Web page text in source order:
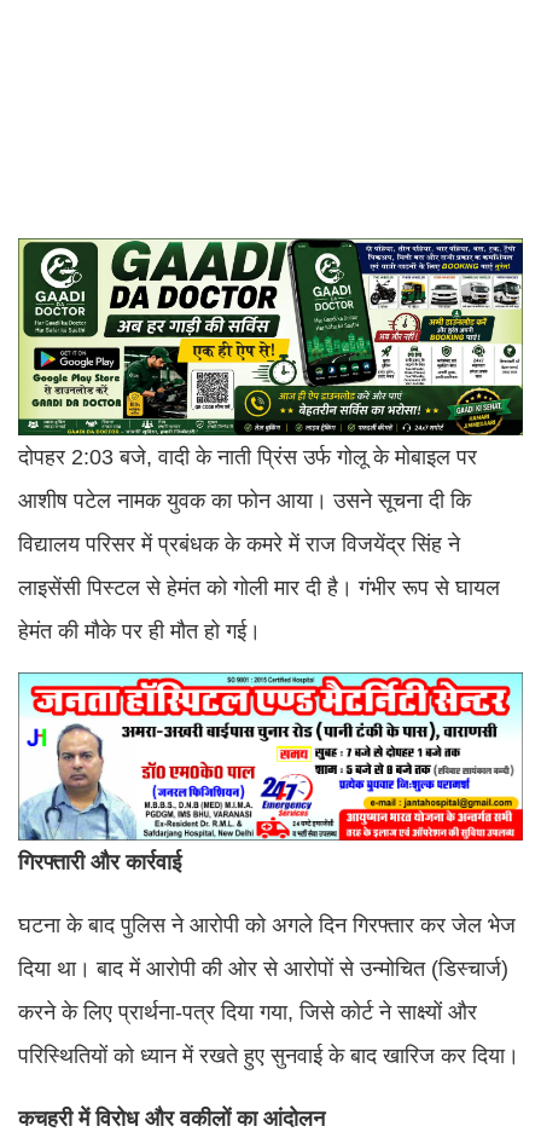
दोपहर 2:03 बजे, वादी के नाती प्रिंस उर्फ गोलू के मोबाइल पर
आशीष पटेल नामक युवक का फोन आया। उसने सूचना दी कि
विद्यालय परिसर में प्रबंधक के कमरे में राज विजयेंद्र सिंह ने
लाइसेंसी पिस्टल से हेमंत को गोली मार दी है। गंभीर रूप से घायल
हेमंत की मौके पर ही मौत हो गई।
गिरफ्तारी और कार्रवाई
घटना के बाद पुलिस ने आरोपी को अगले दिन गिरफ्तार कर जेल भेज
दिया था। बाद में आरोपी की ओर से आरोपों से उन्मोचित (डिस्चार्ज)
करने के लिए प्रार्थना-पत्र दिया गया, जिसे कोर्ट ने साक्ष्यों और
परिस्थितियों को ध्यान में रखते हुए सुनवाई के बाद खारिज कर दिया।
कचहरी में विरोध और वकीलों का आंदोलन